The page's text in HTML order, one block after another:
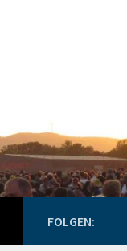
FOLGEN: